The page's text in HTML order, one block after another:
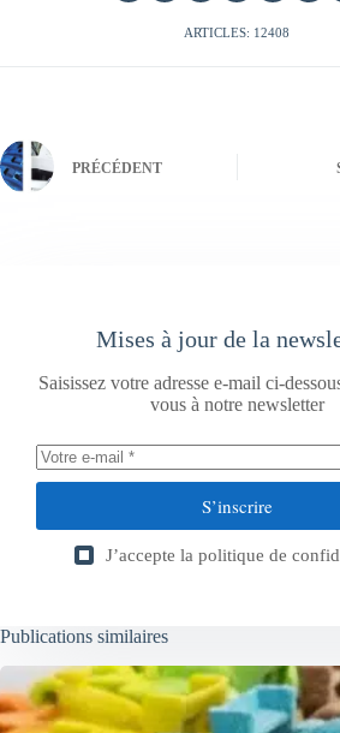
ARTICLES: 12408
PRÉCÉDENT
Mises à jour de la
Saisissez votre adresse e-mail ci-
vous à notre newsletter
S’inscrire
J’accepte la politique de
Publications similaires